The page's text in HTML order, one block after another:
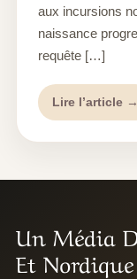
aux incursions
naissance
requête […]
Lire l’article →
Un Média
Et Nordique